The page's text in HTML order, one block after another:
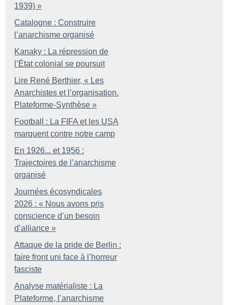
1939) »
Catalogne : Construire
l’anarchisme organisé
Kanaky : La répression de
l’État colonial se poursuit
Lire René Berthier, « Les
Anarchistes et l’organisation.
Plateforme-Synthèse »
Football : La FIFA et les USA
marquent contre notre camp
En 1926... et 1956 :
Trajectoires de l’anarchisme
organisé
Journées écosyndicales
2026 : « Nous avons pris
conscience d’un besoin
d’alliance »
Attaque de la pride de Berlin :
faire front uni face à l’horreur
fasciste
Analyse matérialiste : La
Plateforme, l’anarchisme